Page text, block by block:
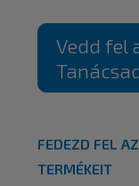
Vedd fel
FEDEZD FEL
TERMÉKEIT